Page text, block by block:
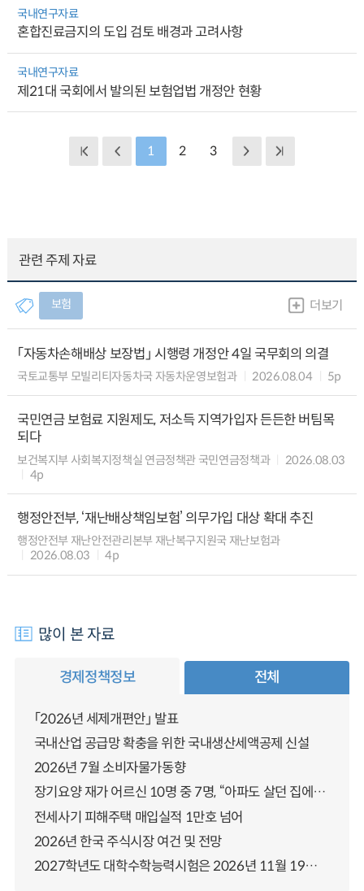
국내연구자료
혼합진료금지의 도입 검토 배경과 고려사항
국내연구자료
제21대 국회에서 발의된 보험업법 개정안 현황
1 2 3
관련 주제 자료
보험 더보기
「자동차손해배상 보장법」 시행령 개정안 4일 국무회의 의결
국토교통부 모빌리티자동차국 자동차운영보험과 2026.08.04 5p
국민연금 보험료 지원제도, 저소득 지역가입자 든든한 버팀목
되다
보건복지부 사회복지정책실 연금정책관 국민연금정책과
2026.08.03
4p
행정안전부, ‘재난배상책임보험’ 의무가입 대상 확대 추진
행정안전부 재난안전관리본부 재난복구지원국 재난보험과
2026.08.03
4p
많이 본 자료
경제정책정보 전체
「2026년 세제개편안」 발표
국내산업 공급망 확충을 위한 국내생산세액공제 신설
2026년 7월 소비자물가동향
장기요양 재가 어르신 10명 중 7명, “아파도 살던 집에서 살겠다” 「2025년 장기요양실태조사」 결과 발표
전세사기 피해주택 매입실적 1만호 넘어
2026년 한국 주식시장 여건 및 전망
2027학년도 대학수학능력시험은 2026년 11월 19일(목)에 시행됩니다